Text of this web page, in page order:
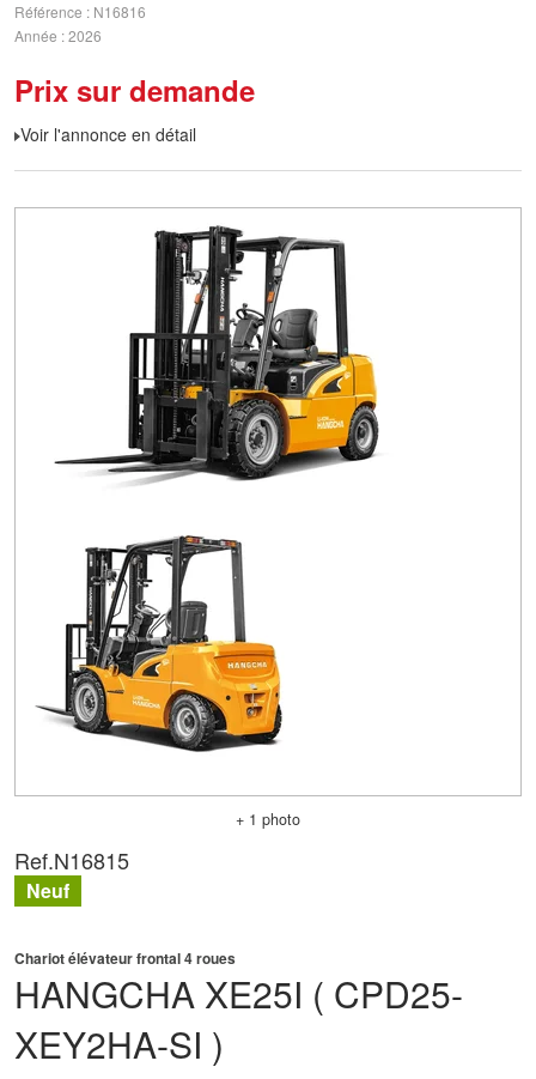
Référence
N16816
Année 2026
Prix sur demande
Voir l'annonce en détail
+ 1 photo
HANGCHA XE25I ( CPD25-
XEY2HA-SI )
Chariot élévateur frontal 4 roues
Ref.N16815
Neuf